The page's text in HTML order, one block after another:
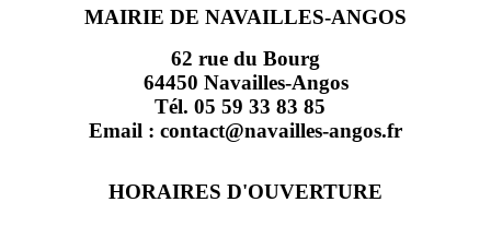
MAIRIE DE NAVAILLES-ANGOS
62 rue du Bourg
64450 Navailles-Angos
Tél. 05 59 33 83 85
Email : contact@navailles-angos.fr
HORAIRES D'OUVERTURE